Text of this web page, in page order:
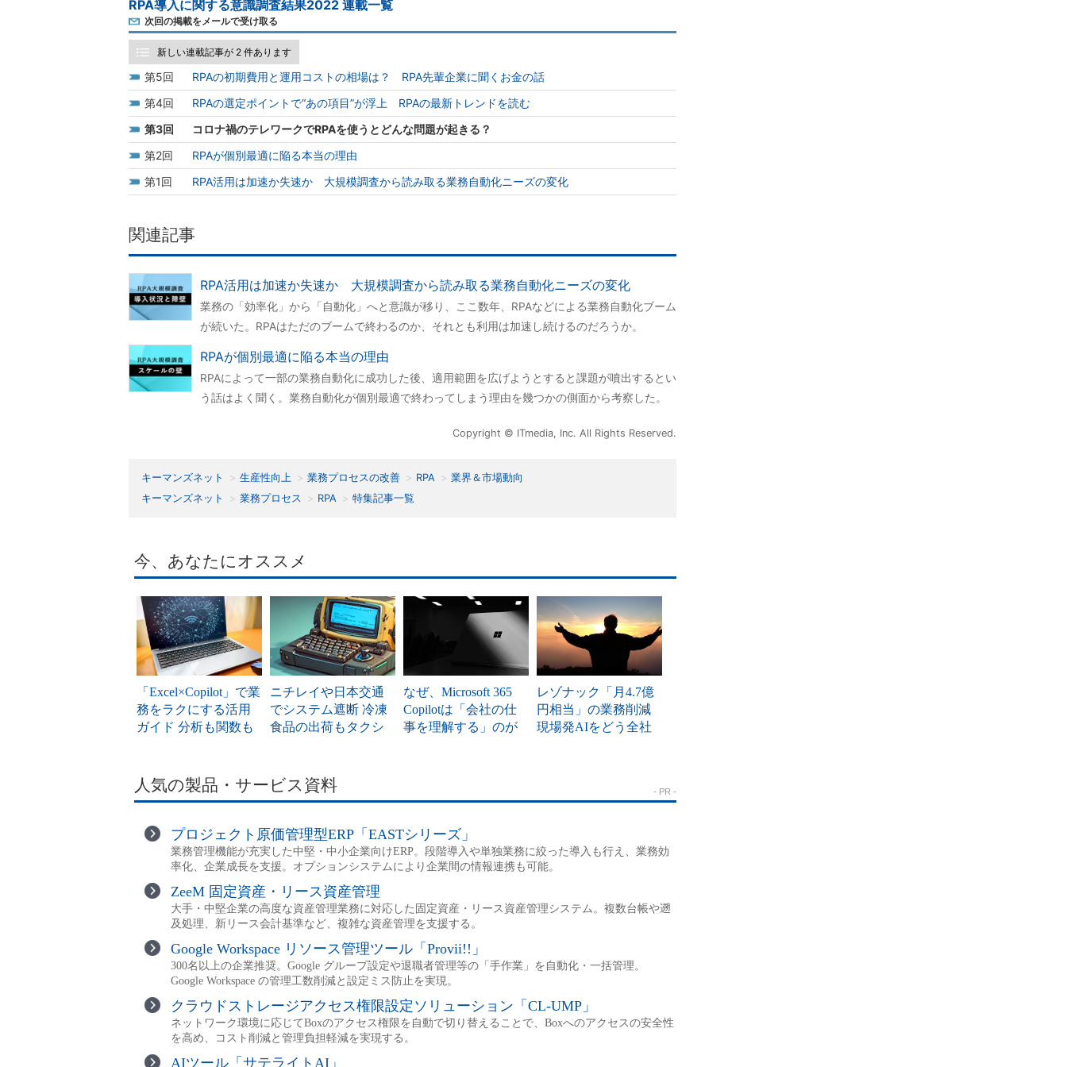
RPA導入に関する意識調査結果2022 連載一覧
次回の掲載をメールで受け取る
新しい連載記事が 2 件あります
5
RPAの初期費用と運用コストの相場は？ RPA先輩企業に聞くお金の話
4
RPAの選定ポイントで“あの項目”が浮上 RPAの最新トレンドを読む
3
コロナ禍のテレワークでRPAを使うとどんな問題が起きる？
2
RPAが個別最適に陥る本当の理由
1
RPA活用は加速か失速か 大規模調査から読み取る業務自動化ニーズの変化
関連記事
RPA活用は加速か失速か 大規模調査から読み取る業務自動化ニーズの変化
業務の「効率化」から「自動化」へと意識が移り、ここ数年、RPAなどによる業務自動化ブーム
が続いた。RPAはただのブームで終わるのか、それとも利用は加速し続けるのだろうか。
RPAが個別最適に陥る本当の理由
RPAによって一部の業務自動化に成功した後、適用範囲を広げようとすると課題が噴出するとい
う話はよく聞く。業務自動化が個別最適で終わってしまう理由を幾つかの側面から考察した。
Copyright © ITmedia, Inc. All Rights Reserved.
キーマンズネット 生産性向上 業務プロセスの改善 RPA
業界＆市場動向
キーマンズネット
業務プロセス RPA 特集記事一覧